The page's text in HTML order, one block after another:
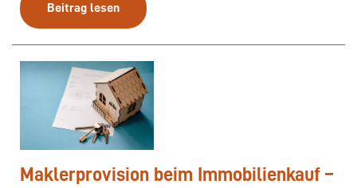
Beitrag lesen
Maklerprovision beim Immobilienkauf –